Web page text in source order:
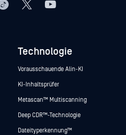
Technologie
Vorausschauende Alin-KI
KI-Inhaltsprüfer
Metascan™ Multiscanning
Deep CDR™-Technologie
Dateityperkennung™